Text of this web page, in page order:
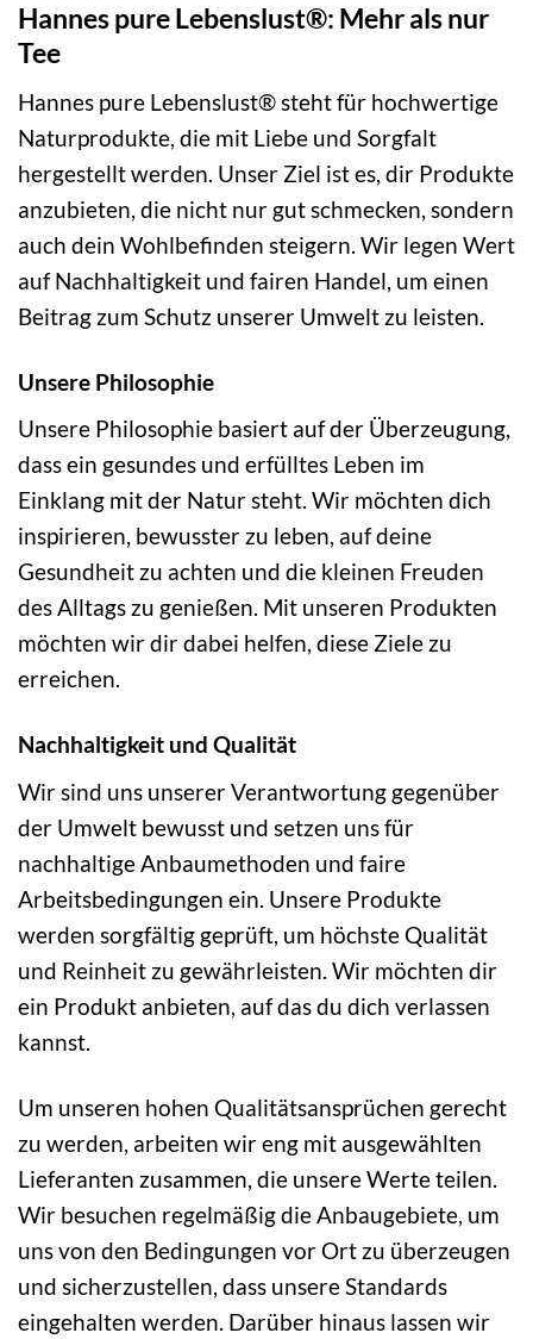
Hannes pure Lebenslust®: Mehr als nur
Tee
Hannes pure Lebenslust® steht für hochwertige
Naturprodukte, die mit Liebe und Sorgfalt
hergestellt werden. Unser Ziel ist es, dir Produkte
anzubieten, die nicht nur gut schmecken, sondern
auch dein Wohlbefinden steigern. Wir legen Wert
auf Nachhaltigkeit und fairen Handel, um einen
Beitrag zum Schutz unserer Umwelt zu leisten.
Unsere Philosophie
Unsere Philosophie basiert auf der Überzeugung,
dass ein gesundes und erfülltes Leben im
Einklang mit der Natur steht. Wir möchten dich
inspirieren, bewusster zu leben, auf deine
Gesundheit zu achten und die kleinen Freuden
des Alltags zu genießen. Mit unseren Produkten
möchten wir dir dabei helfen, diese Ziele zu
erreichen.
Nachhaltigkeit und Qualität
Wir sind uns unserer Verantwortung gegenüber
der Umwelt bewusst und setzen uns für
nachhaltige Anbaumethoden und faire
Arbeitsbedingungen ein. Unsere Produkte
werden sorgfältig geprüft, um höchste Qualität
und Reinheit zu gewährleisten. Wir möchten dir
ein Produkt anbieten, auf das du dich verlassen
kannst.
Um unseren hohen Qualitätsansprüchen gerecht
zu werden, arbeiten wir eng mit ausgewählten
Lieferanten zusammen, die unsere Werte teilen.
Wir besuchen regelmäßig die Anbaugebiete, um
uns von den Bedingungen vor Ort zu überzeugen
und sicherzustellen, dass unsere Standards
eingehalten werden. Darüber hinaus lassen wir